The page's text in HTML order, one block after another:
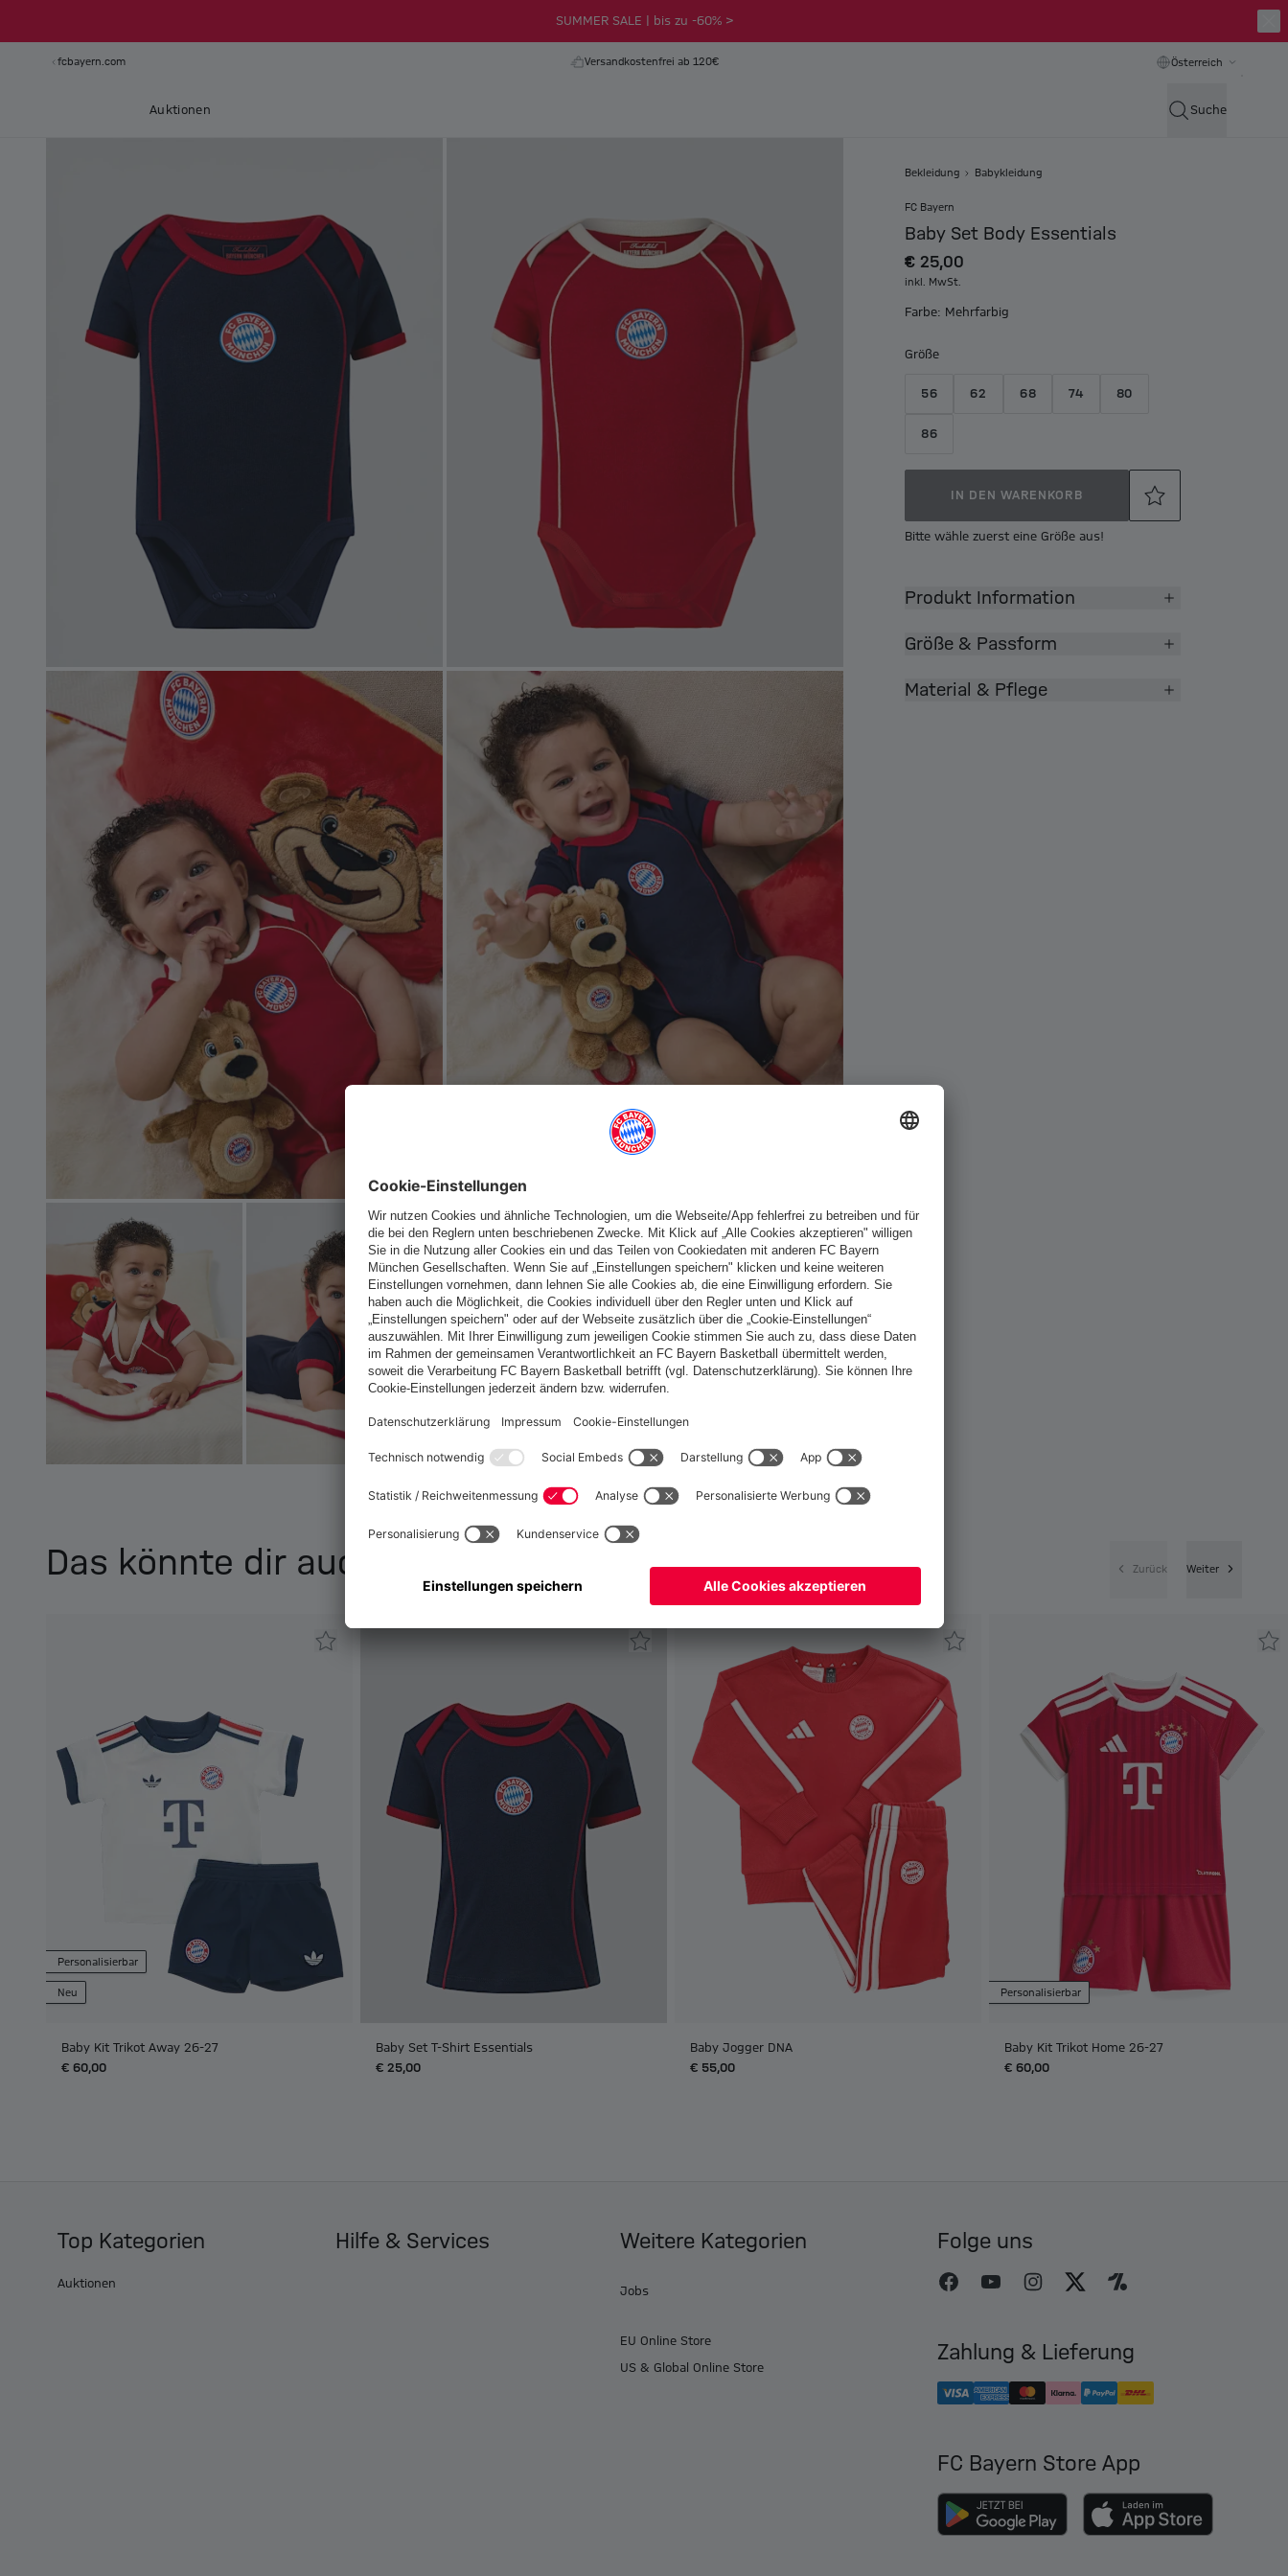
SUMMER SALE | bis zu -60% >
fcbayern.com Versandkostenfrei ab 120€ Österreich
Auktionen Suche
Bekleidung Babykleidung
FC Bayern
Baby Set Body Essentials
€ 25,00
inkl. MwSt.
Farbe: Mehrfarbig
Größe
56 62 68 74 80
86
IN DEN WARENKORB
Bitte wähle zuerst eine Größe aus!
Produkt Information
Größe & Passform
Material & Pflege
Das könnte dir auch gefallen Zurück Weiter
Personalisierbar
Neu
Baby Kit Trikot Away 26-27
€ 60,00
Baby Set T-Shirt Essentials
€ 25,00
Baby Jogger DNA
€ 55,00
Personalisierbar
Baby Kit Trikot Home 26-27
€ 60,00
Top Kategorien
Auktionen
Hilfe & Services Weitere Kategorien
Jobs
EU Online Store
US & Global Online Store
Folge uns
Zahlung & Lieferung
FC Bayern Store App
Möchtest du im Store Österreichbleiben?
Ja,Österreich, um dorthin zu liefern!
, um dorthin zu liefern!